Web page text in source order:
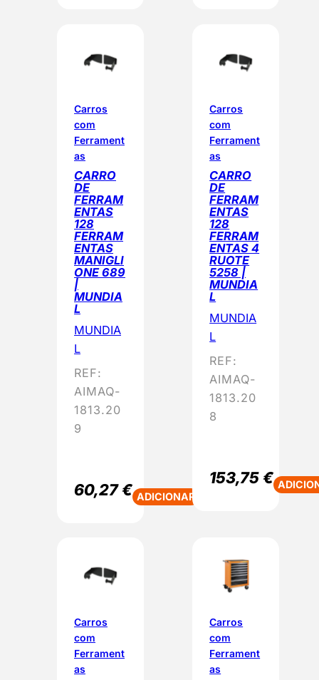
Carros
com
Ferrament
as
CARRO
DE
FERRAM
ENTAS
128
FERRAM
ENTAS
MANIGLI
ONE 689
|
MUNDIA
L
MUNDIA
L
REF:
AIMAQ-
1813.20
9
60,27€ ADICIONAR
Carros
com
Ferrament
as
CARRO
DE
FERRAM
ENTAS
128
FERRAM
ENTAS 4
RUOTE
5258 |
MUNDIA
L
MUNDIA
L
REF:
AIMAQ-
1813.20
8
153,75€
Carros
com
Ferrament
as
Carros
com
Ferrament
as